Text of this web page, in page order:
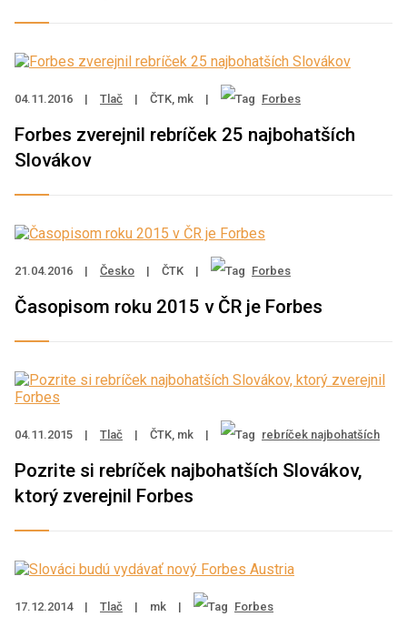
04.11.2016 | Tlač | ČTK, mk | Forbes
Forbes zverejnil rebríček 25 najbohatších
Slovákov
21.04.2016 | Česko | ČTK | Forbes
Časopisom roku 2015 v ČR je Forbes
04.11.2015 | Tlač | ČTK, mk | rebríček najbohatších
Pozrite si rebríček najbohatších Slovákov,
ktorý zverejnil Forbes
17.12.2014 | Tlač | mk | Forbes